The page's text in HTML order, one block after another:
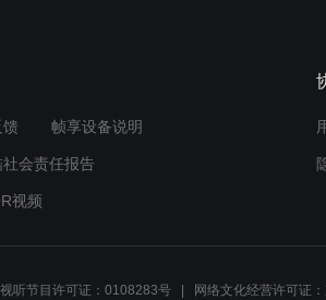
帧享设备说明
社会责任报告
视频
听节目许可证：0108283号 网络文化经营许可证